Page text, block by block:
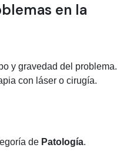
en la
y gravedad del problema.
con láser o cirugía.
de Patología.